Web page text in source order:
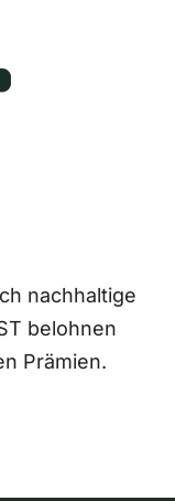
nachhaltige
belohnen
Prämien.